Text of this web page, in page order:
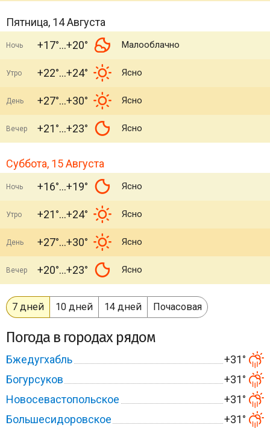
Пятница, 14 Августа
Ночь +17° +20° Малооблачно
Утро +22° +24° Ясно
День +27° +30° Ясно
Вечер +21° +23° Ясно
Суббота, 15 Августа
Ночь +16° +19° Ясно
Утро +21° +24° Ясно
День +27° +30° Ясно
Вечер +20° +23° Ясно
7 дней 10 дней 14 дней Почасовая
Погода в городах рядом
Бжедугхабль
+31°
Богурсуков
+31°
Новосевастопольское
+31°
Большесидоровское
+31°